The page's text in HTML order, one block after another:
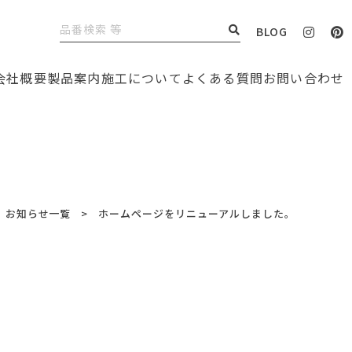
BLOG
社概要製品案内施工について よくある質問お問い合わせ
お知らせ一覧 ホームページをリニューアルしました。